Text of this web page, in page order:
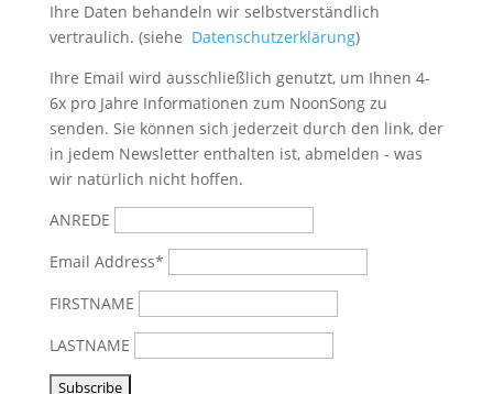
Ihre Daten behandeln wir selbstverständlich
vertraulich. (siehe Datenschutzerklärung)
Ihre Email wird ausschließlich genutzt, um Ihnen 4-
6x pro Jahre Informationen zum NoonSong zu
senden. Sie können sich jederzeit durch den link, der
in jedem Newsletter enthalten ist, abmelden - was
wir natürlich nicht hoffen.
ANREDE
Email Address*
FIRSTNAME
LASTNAME